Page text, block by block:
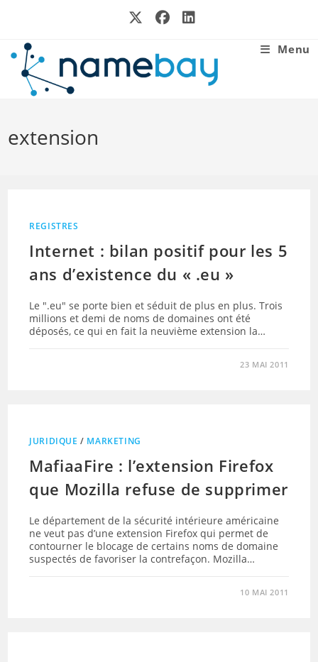
Menu
extension
REGISTRES
Internet : bilan positif pour les 5
ans d’existence du « .eu »
Le ".eu" se porte bien et séduit de plus en plus. Trois
millions et demi de noms de domaines ont été
déposés, ce qui en fait la neuvième extension la…
23 MAI 2011
JURIDIQUE / MARKETING
MafiaaFire : l’extension Firefox
que Mozilla refuse de supprimer
Le département de la sécurité intérieure américaine
ne veut pas d’une extension Firefox qui permet de
contourner le blocage de certains noms de domaine
suspectés de favoriser la contrefaçon. Mozilla…
10 MAI 2011